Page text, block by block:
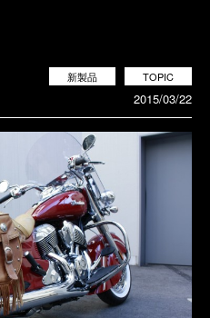
TOPIC
新製品
2015/03/22